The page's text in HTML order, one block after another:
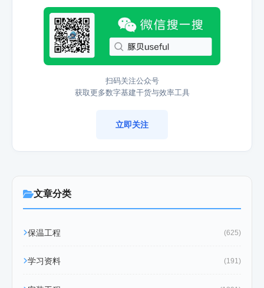
扫码关注公众号
获取更多数字基建干货与效率工具
立即关注
文章分类
保温工程 (625)
学习资料 (191)